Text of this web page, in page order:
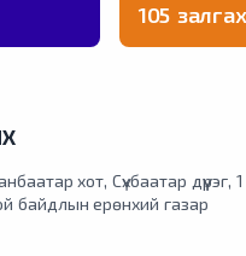
105 залгах
хот, Сүхбаатар дүүрэг,
байдлын ерөнхий газар